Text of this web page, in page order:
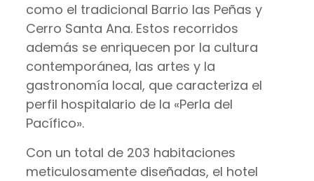
como el tradicional Barrio las Peñas y
Cerro Santa Ana. Estos recorridos
además se enriquecen por la cultura
contemporánea, las artes y la
gastronomía local, que caracteriza el
perfil hospitalario de la «Perla del
Pacífico».
Con un total de 203 habitaciones
meticulosamente diseñadas, el hotel